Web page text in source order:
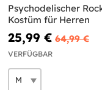
Psychodelischer
Kostüm für Herren
25,99 € 64,99 €
VERFÜGBAR